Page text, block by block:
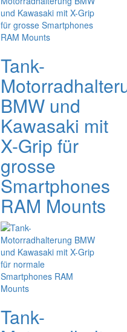
Tank-
BMW und
Kawasaki mit
X-Grip für
grosse
Smartphones
RAM Mounts
Tank-